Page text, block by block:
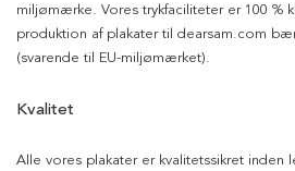
miljømærke. Vores trykfaciliteter er 100 %
produktion af plakater til dearsam.com
(svarende til EU-miljømærket).
Kvalitet
Alle vores plakater er kvalitetssikret inden